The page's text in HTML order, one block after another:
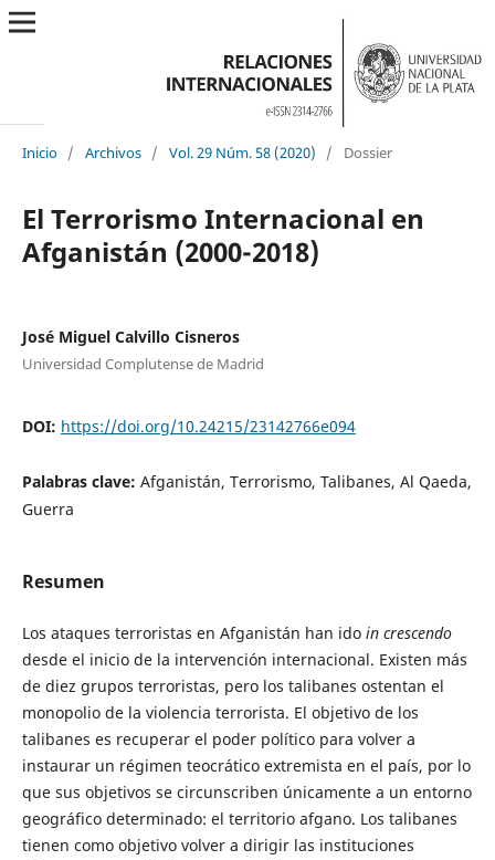
Inicio / Archivos / Vol. 29 Núm. 58 (2020) / Dossier
El Terrorismo Internacional en
Afganistán (2000-2018)
José Miguel Calvillo Cisneros
Universidad Complutense de Madrid
DOI: https://doi.org/10.24215/23142766e094
Palabras clave: Afganistán, Terrorismo, Talibanes, Al Qaeda,
Guerra
Resumen
Los ataques terroristas en Afganistán han ido in crescendo
desde el inicio de la intervención internacional. Existen más
de diez grupos terroristas, pero los talibanes ostentan el
monopolio de la violencia terrorista. El objetivo de los
talibanes es recuperar el poder político para volver a
instaurar un régimen teocrático extremista en el país, por lo
que sus objetivos se circunscriben únicamente a un entorno
geográfico determinado: el territorio afgano. Los talibanes
tienen como objetivo volver a dirigir las instituciones